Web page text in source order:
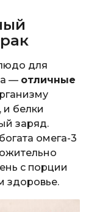
для
— отличные
и белки
заряд.
омега-3
с порции
здоровье.